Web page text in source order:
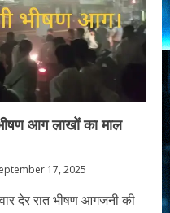
आग लाखों का माल
17, 2025
देर रात भीषण आगजनी की